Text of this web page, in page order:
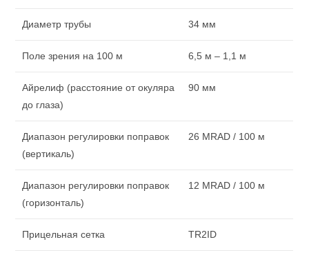
Диаметр трубы 34 мм
Поле зрения на 100 м 6,5 м – 1,1 м
Айрелиф (расстояние от окуляра
до глаза)
90 мм
Диапазон регулировки поправок
(вертикаль)
26 MRAD / 100 м
Диапазон регулировки поправок
(горизонталь)
12 MRAD / 100 м
Прицельная сетка TR2ID